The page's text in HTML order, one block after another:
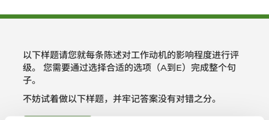
以下样题请您就每条陈述对工作动机的影响程度进行评
级。 您需要通过选择合适的选项（A到E）完成整个句
子。
不妨试着做以下样题，并牢记答案没有对错之分。